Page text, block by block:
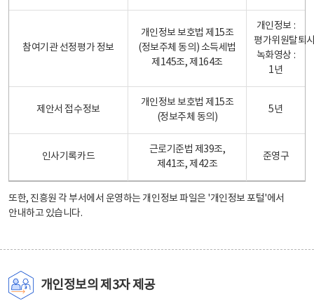
참여기관 선정평가 정보
개인정보 보호법 제15조
(정보주체 동의) 소득세법
제145조, 제164조
개인정보 :
평가위원탈퇴
녹화영상 :
1년
제안서 접수정보
개인정보 보호법 제15조
(정보주체 동의)
5년
인사기록카드
근로기준법 제39조,
제41조, 제42조
준영구
또한, 진흥원 각 부서에서 운영하는 개인정보 파일은 '개인정보 포털'에서
안내하고 있습니다.
개인정보의 제3자 제공